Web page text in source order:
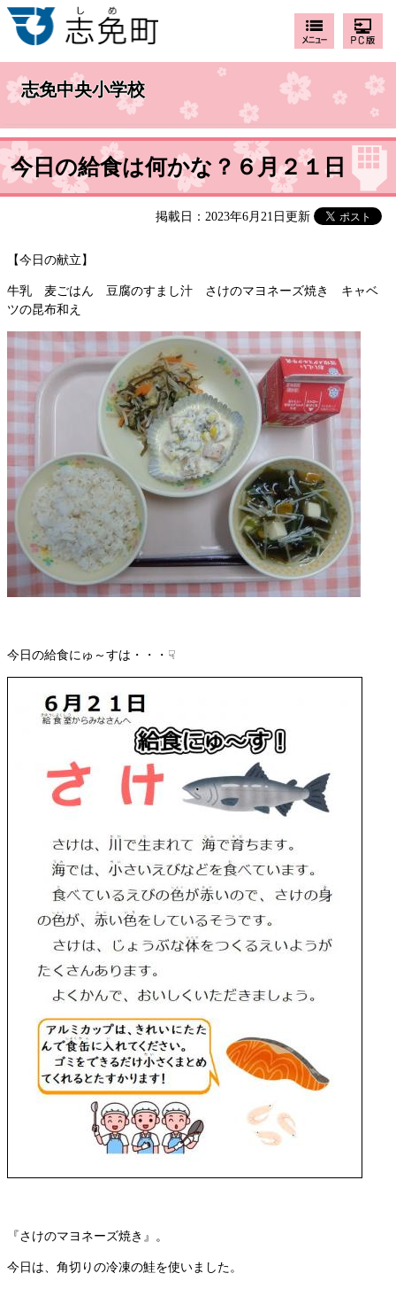
志免中央小学校
今日の給食は何かな？６月２１日
掲載日：2023年6月21日更新
【今日の献立】
牛乳 麦ごはん 豆腐のすまし汁 さけのマヨネーズ焼き キャベ
ツの昆布和え ​
今日の給食にゅ～すは・・・☟
『さけのマヨネーズ焼き』。
今日は、角切りの冷凍の鮭を使いました。